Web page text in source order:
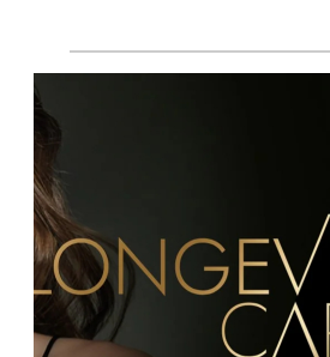
starostlivosť o pleť
depilácia voskom
úprava obočia a rias